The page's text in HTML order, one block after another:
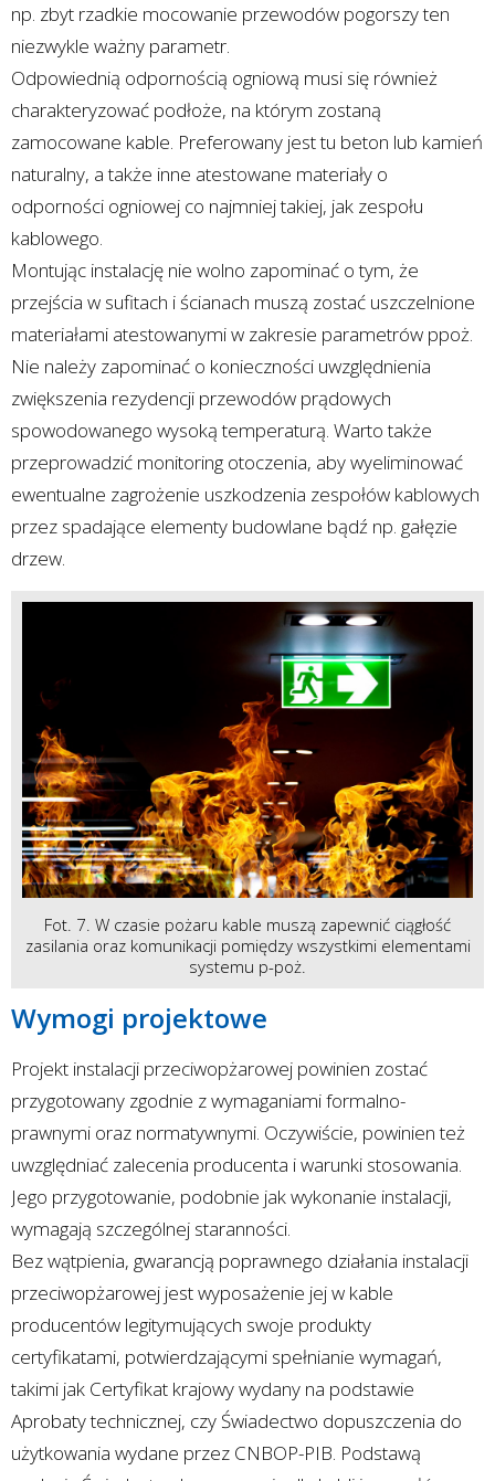
np. zbyt rzadkie mocowanie przewodów pogorszy ten
niezwykle ważny parametr.
Odpowiednią odpornością ogniową musi się również
charakteryzować podłoże, na którym zostaną
zamocowane kable. Preferowany jest tu beton lub kamień
naturalny, a także inne atestowane materiały o
odporności ogniowej co najmniej takiej, jak zespołu
kablowego.
Montując instalację nie wolno zapominać o tym, że
przejścia w sufitach i ścianach muszą zostać uszczelnione
materiałami atestowanymi w zakresie parametrów ppoż.
Nie należy zapominać o konieczności uwzględnienia
zwiększenia rezydencji przewodów prądowych
spowodowanego wysoką temperaturą. Warto także
przeprowadzić monitoring otoczenia, aby wyeliminować
ewentualne zagrożenie uszkodzenia zespołów kablowych
przez spadające elementy budowlane bądź np. gałęzie
drzew.
Fot. 7. W czasie pożaru kable muszą zapewnić ciągłość
zasilania oraz komunikacji pomiędzy wszystkimi elementami
systemu p-poż.
Wymogi projektowe
Projekt instalacji przeciwopżarowej powinien zostać
przygotowany zgodnie z wymaganiami formalno-
prawnymi oraz normatywnymi. Oczywiście, powinien też
uwzględniać zalecenia producenta i warunki stosowania.
Jego przygotowanie, podobnie jak wykonanie instalacji,
wymagają szczególnej staranności.
Bez wątpienia, gwarancją poprawnego działania instalacji
przeciwopżarowej jest wyposażenie jej w kable
producentów legitymujących swoje produkty
certyfikatami, potwierdzającymi spełnianie wymagań,
takimi jak Certyfikat krajowy wydany na podstawie
Aprobaty technicznej, czy Świadectwo dopuszczenia do
użytkowania wydane przez CNBOP-PIB. Podstawą